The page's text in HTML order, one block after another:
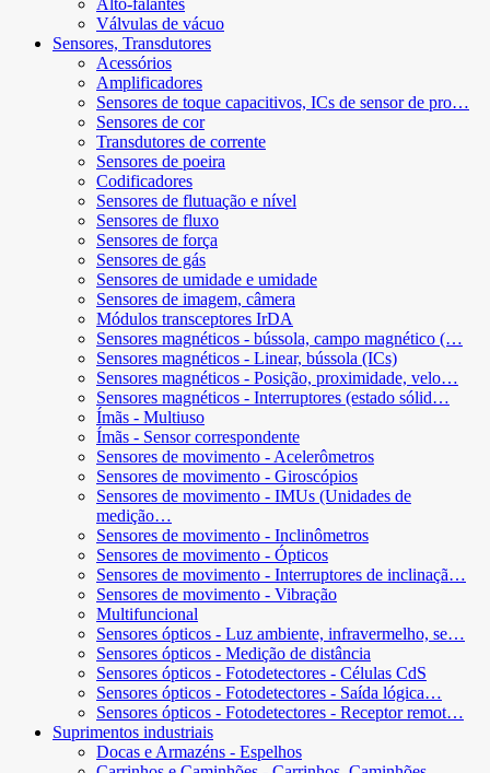
Alto-falantes
Válvulas de vácuo
Sensores, Transdutores
Acessórios
Amplificadores
Sensores de toque capacitivos, ICs de sensor de pro…
Sensores de cor
Transdutores de corrente
Sensores de poeira
Codificadores
Sensores de flutuação e nível
Sensores de fluxo
Sensores de força
Sensores de gás
Sensores de umidade e umidade
Sensores de imagem, câmera
Módulos transceptores IrDA
Sensores magnéticos - bússola, campo magnético (…
Sensores magnéticos - Linear, bússola (ICs)
Sensores magnéticos - Posição, proximidade, velo…
Sensores magnéticos - Interruptores (estado sólid…
Ímãs - Multiuso
Ímãs - Sensor correspondente
Sensores de movimento - Acelerômetros
Sensores de movimento - Giroscópios
Sensores de movimento - IMUs (Unidades de
medição…
Sensores de movimento - Inclinômetros
Sensores de movimento - Ópticos
Sensores de movimento - Interruptores de inclinaçã…
Sensores de movimento - Vibração
Multifuncional
Sensores ópticos - Luz ambiente, infravermelho, se…
Sensores ópticos - Medição de distância
Sensores ópticos - Fotodetectores - Células CdS
Sensores ópticos - Fotodetectores - Saída lógica…
Sensores ópticos - Fotodetectores - Receptor remot…
Suprimentos industriais
Docas e Armazéns - Espelhos